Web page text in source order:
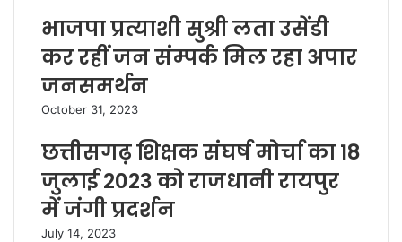
भाजपा प्रत्याशी सुश्री लता उसेंडी
कर रहीं जन संम्पर्क मिल रहा अपार
जनसमर्थन
October 31, 2023
छत्तीसगढ़ शिक्षक संघर्ष मोर्चा का 18
जुलाई 2023 को राजधानी रायपुर
में जंगी प्रदर्शन
July 14, 2023